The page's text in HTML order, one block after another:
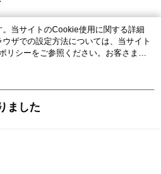
当サイトのCookie使用に関する詳細
ザでの設定方法については、当サイト
リシーをご参照ください。お客さま
、当社がサイト利用規約のCookieポリ
ました